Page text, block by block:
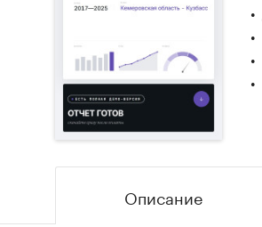
Описание